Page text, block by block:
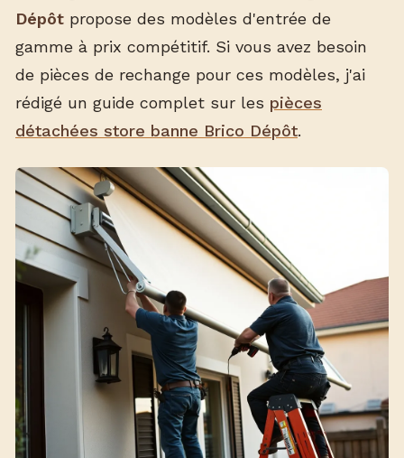
Dépôt propose des modèles d'entrée de
gamme à prix compétitif. Si vous avez besoin
de pièces de rechange pour ces modèles, j'ai
rédigé un guide complet sur les pièces
détachées store banne Brico Dépôt.